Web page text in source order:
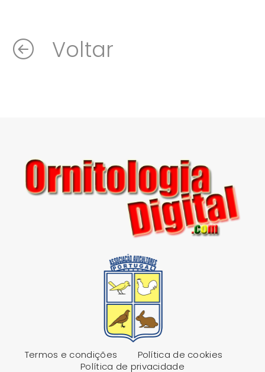
Voltar
Termos e condições
Política de cookies
Política de privacidade